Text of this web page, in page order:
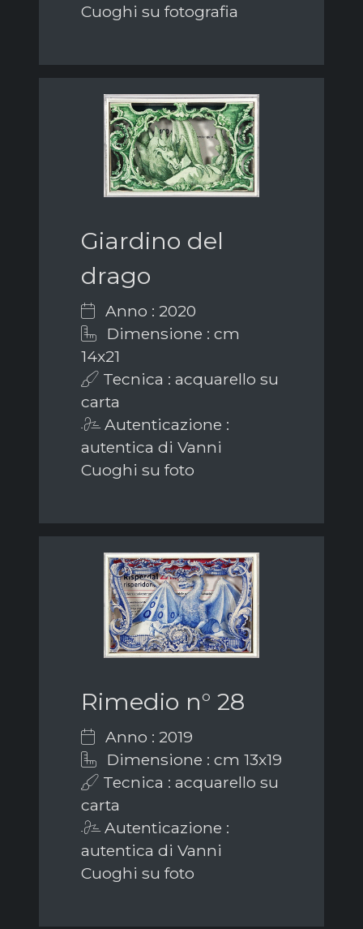
Cuoghi su fotografia
Giardino del
drago
Anno : 2020
Dimensione : cm
14x21
Tecnica : acquarello su
carta
Autenticazione :
autentica di Vanni
Cuoghi su foto
Rimedio n° 28
Anno : 2019
Dimensione : cm 13x19
Tecnica : acquarello su
carta
Autenticazione :
autentica di Vanni
Cuoghi su foto